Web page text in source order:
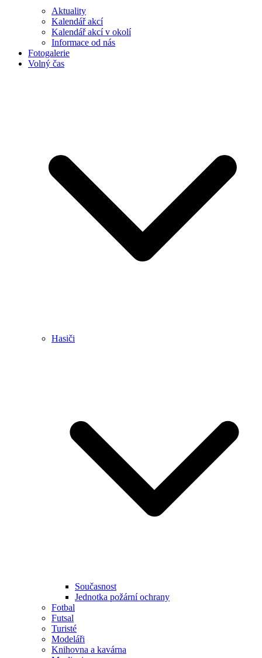
Aktuality
Kalendář akcí
Kalendář akcí v okolí
Informace od nás
Fotogalerie
Volný čas
Hasiči
Současnost
Jednotka požární ochrany
Fotbal
Futsal
Turisté
Modeláři
Knihovna a kavárna